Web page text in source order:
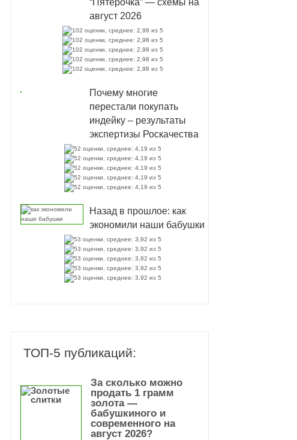
“Пятёрочка” — схемы на
август 2026
Почему многие
перестали покупать
индейку – результаты
экспертизы Роскачества
Назад в прошлое: как
экономили наши бабушки
ТОП-5 публикаций:
За сколько можно
продать 1 грамм
золота —
бабушкиного и
современного на
август 2026?